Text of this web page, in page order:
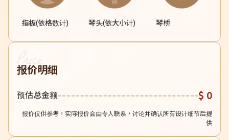
ST1M
指板(依格数计) 琴头(依大小计) 琴桥
报价明细
预估总金额 $ 0
报价仅供参考，实际报价会由专人联系，讨论并确认所有设计细节后提
供